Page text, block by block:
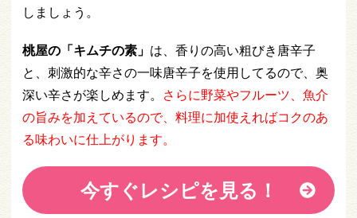
しましょう。
桃屋の「キムチの素」 は、香りの高い粗びき唐辛子
と、刺激的な辛さの一味唐辛子を使用してるので、奥
深い辛さが楽しめます。 さらに野菜やフルーツ、魚介
の旨みを加えているので、料理に加使えればコクのあ
る味わいに仕上がります。
今すぐレシピを見る！